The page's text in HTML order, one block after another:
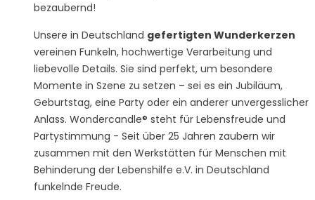
bezaubernd!
Unsere in Deutschland gefertigten Wunderkerzen
vereinen Funkeln, hochwertige Verarbeitung und
liebevolle Details. Sie sind perfekt, um besondere
Momente in Szene zu setzen – sei es ein Jubiläum,
Geburtstag, eine Party oder ein anderer unvergesslicher
Anlass. Wondercandle® steht für Lebensfreude und
Partystimmung - Seit über 25 Jahren zaubern wir
zusammen mit den Werkstätten für Menschen mit
Behinderung der Lebenshilfe e.V. in Deutschland
funkelnde Freude.